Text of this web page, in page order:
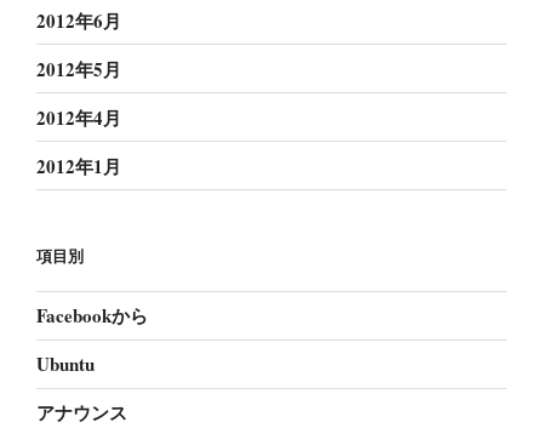
2012年6月
2012年5月
2012年4月
2012年1月
項目別
Facebookから
Ubuntu
アナウンス